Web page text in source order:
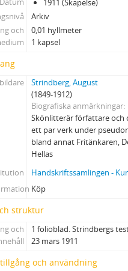
Arkiv
och
0,01 hyllmeter
1 kapsel
Strindberg, August
(1849-1912)
Biografiska anmärkningar
Skönlitterär författare och
ett par verk under
bland annat Fritänkaren,
Hellas
Handskriftssamlingen -
Köp
struktur
och
1 folioblad. Strindbergs
23 mars 1911
och användning